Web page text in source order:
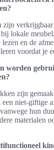
zijn
lokale
en de
voordat je
worden
zijn
een niet-giftige
hun
materialen